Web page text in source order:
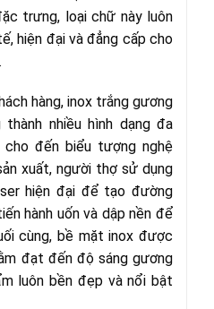
trưng, loại chữ này luôn
hiện đại và đẳng cấp cho
hàng, inox trắng gương
nhiều hình dạng đa
đến biểu tượng nghệ
xuất, người thợ sử dụng
hiện đại để tạo đường
hành uốn và dập nền để
cùng, bề mặt inox được
đạt đến độ sáng gương
luôn bền đẹp và nổi bật